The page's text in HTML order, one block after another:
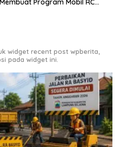
Program Mobil RC
widget recent post wpberita,
pada widget ini.